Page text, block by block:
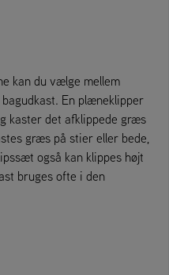
kan du vælge mellem
En plæneklipper
kaster det afklippede græs
græs på stier eller bede,
også kan klippes højt
bruges ofte i den